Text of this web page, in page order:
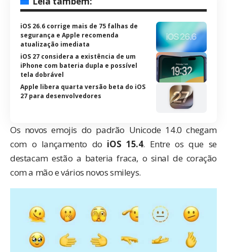
iOS 26.6 corrige mais de 75 falhas de
segurança e Apple recomenda
atualização imediata
iOS 27 considera a existência de um
iPhone com bateria dupla e possível
tela dobrável
Apple libera quarta versão beta do iOS
27 para desenvolvedores
Os novos emojis do padrão Unicode 14.0 chegam
com o lançamento do iOS 15.4. Entre os que se
destacam estão a bateria fraca, o sinal de coração
com a mão e vários novos smileys.